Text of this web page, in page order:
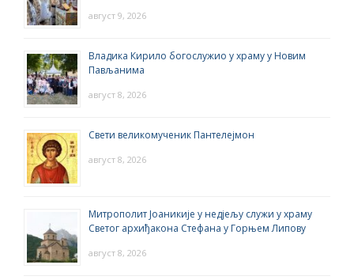
август 9, 2026
Владика Кирило богослужио у храму у Новим
Пављанима
август 8, 2026
Свети великомученик Пантелејмон
август 8, 2026
Митрополит Јоаникије у недјељу служи у храму
Светог архиђакона Стефана у Горњем Липову
август 8, 2026